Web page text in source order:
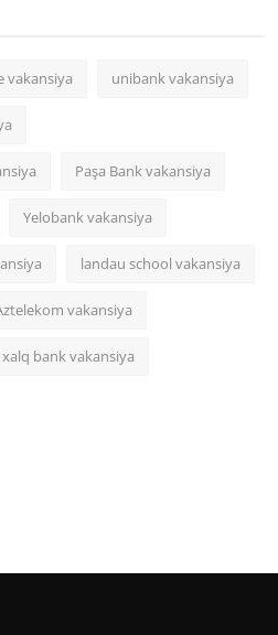
vakansiya unibank vakansiya
Paşa Bank vakansiya
Yelobank vakansiya
landau school vakansiya
vakansiya
xalq bank vakansiya